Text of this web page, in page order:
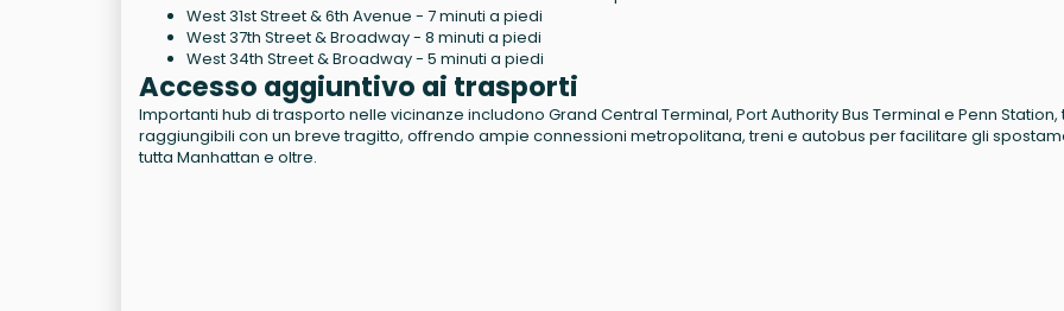
West 31st Street & 6th Avenue - 7 minuti a piedi
West 37th Street & Broadway - 8 minuti a piedi
West 34th Street & Broadway - 5 minuti a piedi
Accesso aggiuntivo ai trasporti
Importanti hub di trasporto nelle vicinanze includono Grand Central Terminal, Port Authority Bus Terminal e Penn Station,
raggiungibili con un breve tragitto, offrendo ampie connessioni metropolitana, treni e autobus per facilitare gli
tutta Manhattan e oltre.